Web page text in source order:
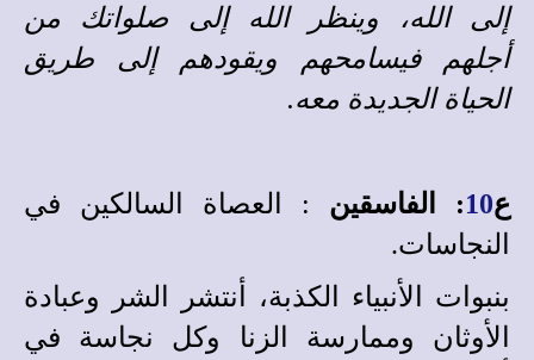
إلى الله، وينظر الله إلى صلواتك من
أجلهم فيسامحهم ويقودهم إلى طريق
الحياة الجديدة معه.
ع10: الفاسقين : العصاة السالكين في
النجاسات.
بنبوات الأنبياء الكذبة، أنتشر الشر وعبادة
الأوثان وممارسة الزنا وكل نجاسة في